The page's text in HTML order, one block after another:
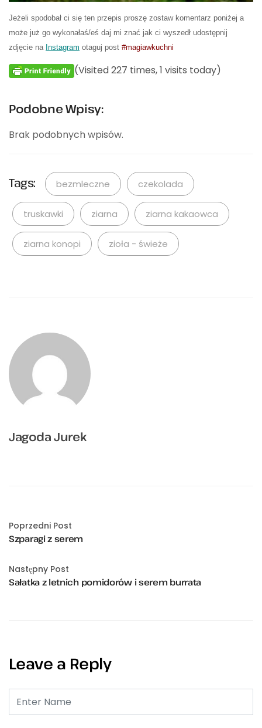
Jeżeli spodobał ci się ten przepis proszę zostaw komentarz poniżej a
może już go wykonałaś/eś daj mi znać jak ci wyszedł udostępnij
zdjęcie na Instagram otaguj post #magiawkuchni
(Visited 227 times, 1 visits today)
Podobne Wpisy:
Brak podobnych wpisów.
Tags: bezmleczne czekolada
truskawki ziarna ziarna kakaowca
ziarna konopi zioła - świeże
Jagoda Jurek
Poprzedni Post
Szparagi z serem
Następny Post
Sałatka z letnich pomidorów i serem burrata
Leave a Reply